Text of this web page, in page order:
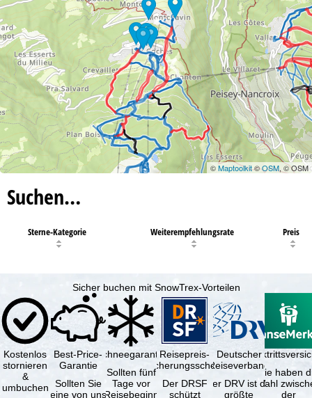
©Maptoolkit©OSM, © OSM
Suchen…
Sterne-Kategorie Weiterempfehlungsrate Preis
Sicher buchen mit SnowTrex-Vorteilen
Kostenlos
stornieren
&
umbuchen
Best-Price-
Garantie
Sollten Sie
eine von uns
Schneegarantie
Sollten fünf
Tage vor
Reisebeginn
Reisepreis-
Sicherungsschein
Der DRSF
schützt
Deutscher
Reiseverband
Der DRV ist die
größte
Sie haben
Wahl
der